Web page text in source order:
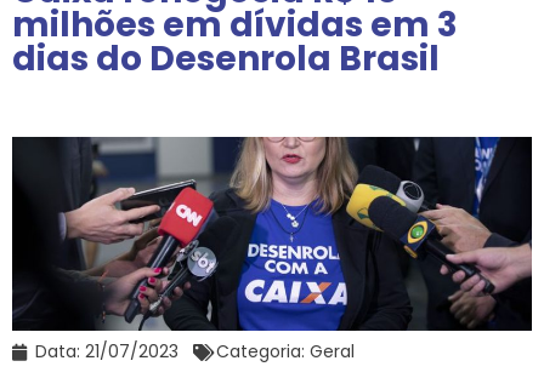
milhões em dívidas em 3
dias do Desenrola Brasil
Data: 21/07/2023 Categoria: Geral